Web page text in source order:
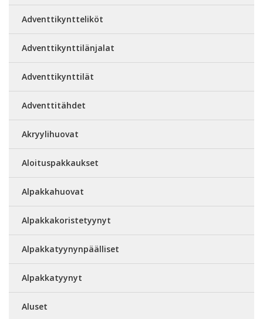
Adventtikyntteliköt
Adventtikynttilänjalat
Adventtikynttilät
Adventtitähdet
Akryylihuovat
Aloituspakkaukset
Alpakkahuovat
Alpakkakoristetyynyt
Alpakkatyynynpäälliset
Alpakkatyynyt
Aluset